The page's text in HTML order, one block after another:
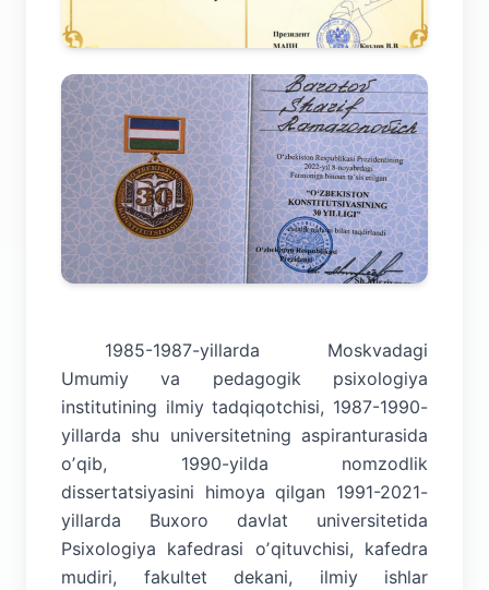
1985-1987-yillarda Moskvadagi
Umumiy va pedagogik psixologiya
institutining ilmiy tadqiqotchisi, 1987-1990-
yillarda shu universitetning aspiranturasida
oʼqib, 1990-yilda nomzodlik
dissertatsiyasini himoya qilgan 1991-2021-
yillarda Buxoro davlat universitetida
Psixologiya kafedrasi oʼqituvchisi, kafedra
mudiri, fakultet dekani, ilmiy ishlar